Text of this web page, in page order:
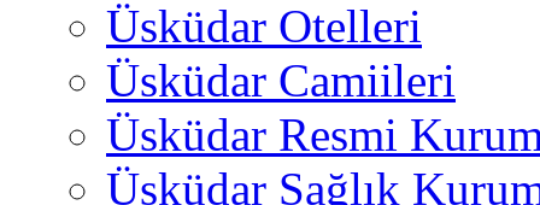
Üsküdar Otelleri
Üsküdar Camiileri
Üsküdar Resmi
Üsküdar Sağlık